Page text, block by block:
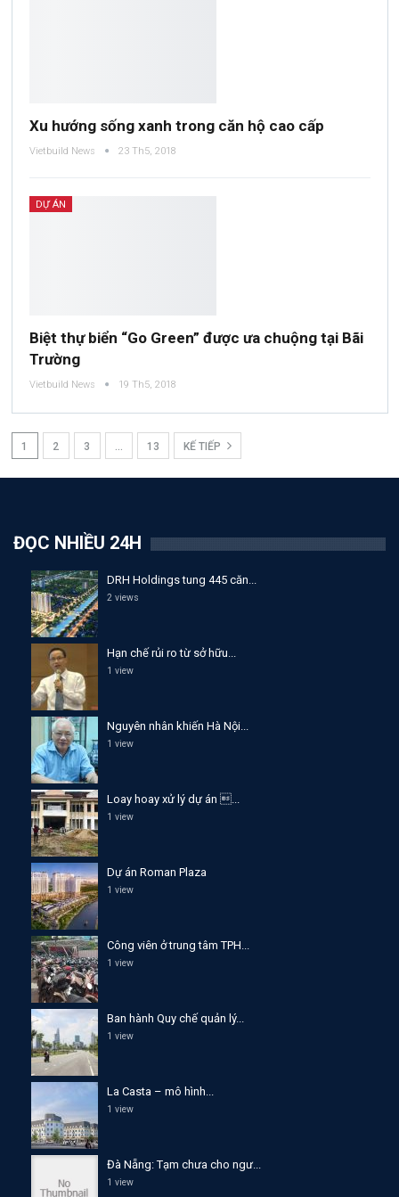
Xu hướng sống xanh trong căn hộ cao cấp
Vietbuild News 23 Th5, 2018
DỰ ÁN
Biệt thự biển “Go Green” được ưa chuộng tại Bãi
Trường
Vietbuild News 19 Th5, 2018
1 2 3 … 13 KẾ TIẾP
ĐỌC NHIỀU 24H
DRH Holdings tung 445 căn...
2 views
Hạn chế rủi ro từ sở hữu...
1 view
Nguyên nhân khiến Hà Nội...
1 view
Loay hoay xử lý dự án ...
1 view
Dự án Roman Plaza
1 view
Công viên ở trung tâm TPH...
1 view
Ban hành Quy chế quản lý...
1 view
La Casta – mô hình...
1 view
Đà Nẵng: Tạm chưa cho ngư...
1 view